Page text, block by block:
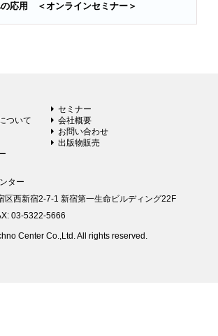
の応用 ＜オンラインセミナー＞
セミナー
ついて
会社概要
お問い合わせ
出版物販売
ター
区西新宿2-7-1 新宿第一生命ビルディング22F
03-5322-5666
Center Co.,Ltd. All rights reserved.